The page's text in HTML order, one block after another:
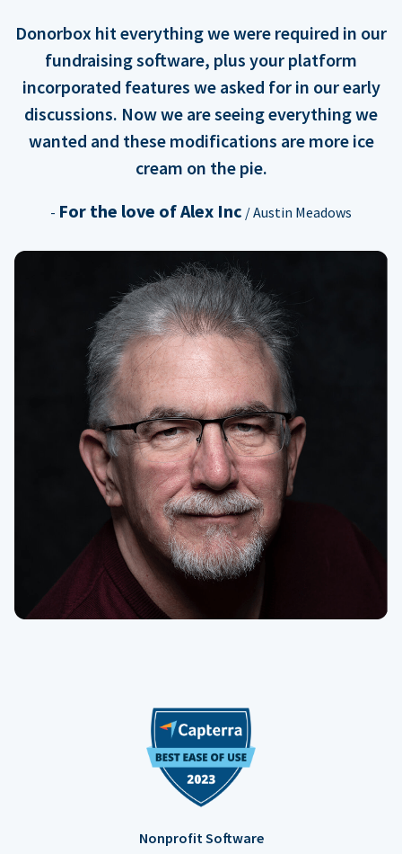
Donorbox hit everything we were required in our
fundraising software, plus your platform
incorporated features we asked for in our early
discussions. Now we are seeing everything we
wanted and these modifications are more ice
cream on the pie.
- For the love of Alex Inc / Austin Meadows
Nonprofit Software